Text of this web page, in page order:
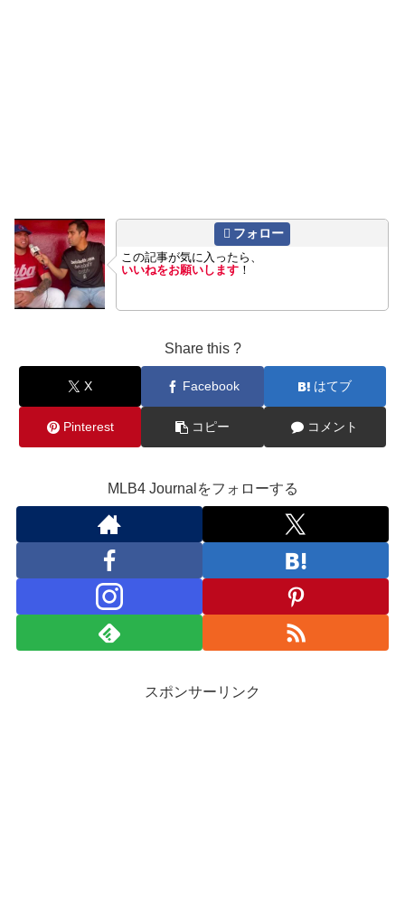
フォロー
この記事が気に入ったら、
いいねをお願いします ！
Share this ?
X Facebook はてブ
Pinterest コピー コメント
MLB4 Journalをフォローする
スポンサーリンク